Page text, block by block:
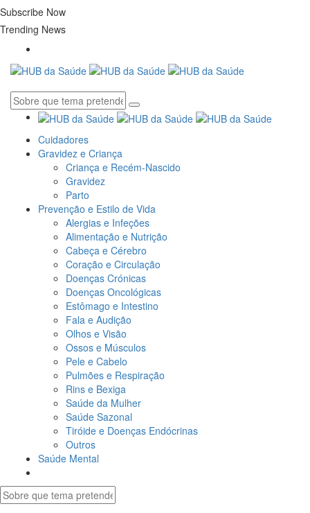
Subscribe Now
Trending News
Cuidadores
Gravidez e Criança
Criança e Recém-Nascido
Gravidez
Parto
Prevenção e Estilo de Vida
Alergias e Infeções
Alimentação e Nutrição
Cabeça e Cérebro
Coração e Circulação
Doenças Crónicas
Doenças Oncológicas
Estômago e Intestino
Fala e Audição
Olhos e Visão
Ossos e Músculos
Pele e Cabelo
Pulmões e Respiração
Rins e Bexiga
Saúde da Mulher
Saúde Sazonal
Tiróide e Doenças Endócrinas
Outros
Saúde Mental